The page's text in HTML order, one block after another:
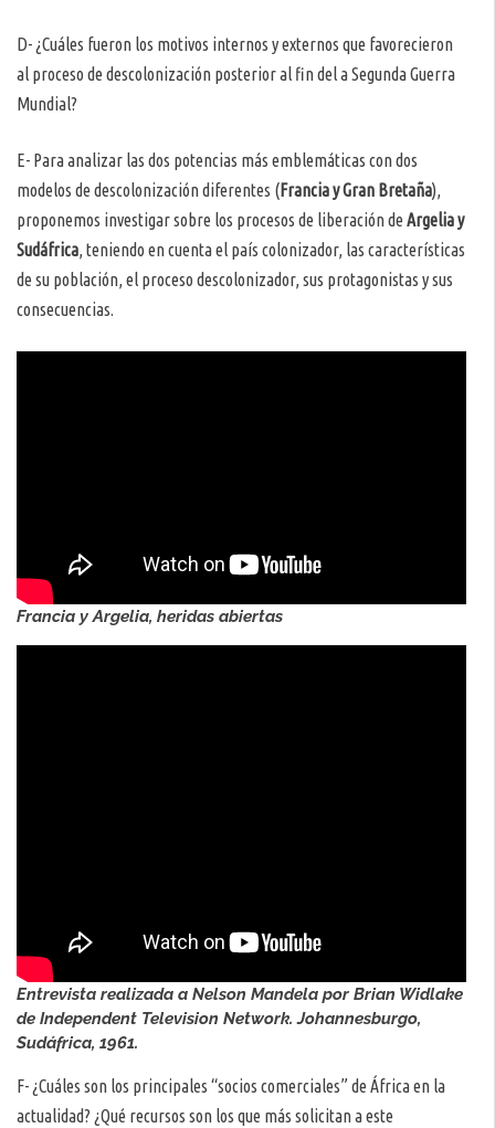
D- ¿Cuáles fueron los motivos internos y externos que favorecieron
al proceso de descolonización posterior al fin del a Segunda Guerra
Mundial?
E- Para analizar las dos potencias más emblemáticas con dos
modelos de descolonización diferentes (Francia y Gran Bretaña),
proponemos investigar sobre los procesos de liberación de Argelia y
Sudáfrica, teniendo en cuenta el país colonizador, las características
de su población, el proceso descolonizador, sus protagonistas y sus
consecuencias.
Francia y Argelia, heridas abiertas
Entrevista realizada a Nelson Mandela por Brian Widlake
de Independent Television Network. Johannesburgo,
Sudáfrica, 1961.
F- ¿Cuáles son los principales “socios comerciales” de África en la
actualidad? ¿Qué recursos son los que más solicitan a este